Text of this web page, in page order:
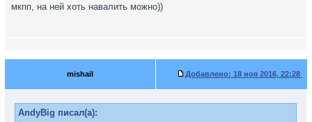
мкпп, на ней хоть навалить можно))
mishail Добавлено: 18 ноя 2016, 22:28
AndyBig писал(а):